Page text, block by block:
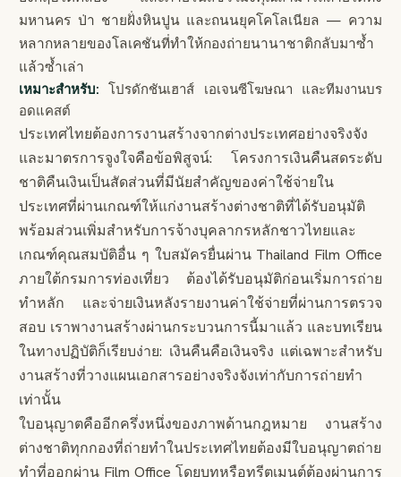
มหานคร ป่า ชายฝั่งหินปูน และถนนยุคโคโลเนียล — ความ
หลากหลายของโลเคชันที่ทำให้กองถ่ายนานาชาติกลับมาซ้ำ
แล้วซ้ำเล่า
เหมาะสำหรับ: โปรดักชันเฮาส์ เอเจนซีโฆษณา และทีมงานบร
อดแคสต์
ประเทศไทยต้องการงานสร้างจากต่างประเทศอย่างจริงจัง
และมาตรการจูงใจคือข้อพิสูจน์: โครงการเงินคืนสดระดับ
ชาติคืนเงินเป็นสัดส่วนที่มีนัยสำคัญของค่าใช้จ่ายใน
ประเทศที่ผ่านเกณฑ์ให้แก่งานสร้างต่างชาติที่ได้รับอนุมัติ
พร้อมส่วนเพิ่มสำหรับการจ้างบุคลากรหลักชาวไทยและ
เกณฑ์คุณสมบัติอื่น ๆ ใบสมัครยื่นผ่าน Thailand Film Office
ภายใต้กรมการท่องเที่ยว ต้องได้รับอนุมัติก่อนเริ่มการถ่าย
ทำหลัก และจ่ายเงินหลังรายงานค่าใช้จ่ายที่ผ่านการตรวจ
สอบ เราพางานสร้างผ่านกระบวนการนี้มาแล้ว และบทเรียน
ในทางปฏิบัติก็เรียบง่าย: เงินคืนคือเงินจริง แต่เฉพาะสำหรับ
งานสร้างที่วางแผนเอกสารอย่างจริงจังเท่ากับการถ่ายทำ
เท่านั้น
ใบอนุญาตคืออีกครึ่งหนึ่งของภาพด้านกฎหมาย งานสร้าง
ต่างชาติทุกกองที่ถ่ายทำในประเทศไทยต้องมีใบอนุญาตถ่าย
ทำที่ออกผ่าน Film Office โดยบทหรือทรีตเมนต์ต้องผ่านการ